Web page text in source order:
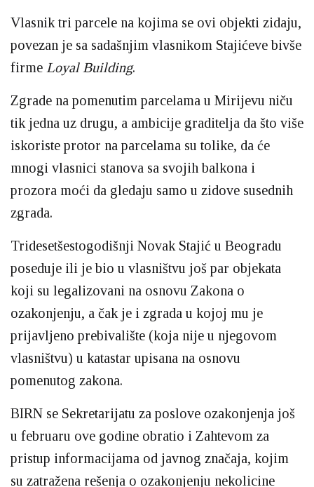
Vlasnik tri parcele na kojima se ovi objekti zidaju,
povezan je sa sadašnjim vlasnikom Stajićeve bivše
firme Loyal Building.
Zgrade na pomenutim parcelama u Mirijevu niču
tik jedna uz drugu, a ambicije graditelja da što više
iskoriste protor na parcelama su tolike, da će
mnogi vlasnici stanova sa svojih balkona i
prozora moći da gledaju samo u zidove susednih
zgrada.
Tridesetšestogodišnji Novak Stajić u Beogradu
poseduje ili je bio u vlasništvu još par objekata
koji su legalizovani na osnovu Zakona o
ozakonjenju, a čak je i zgrada u kojoj mu je
prijavljeno prebivalište (koja nije u njegovom
vlasništvu) u katastar upisana na osnovu
pomenutog zakona.
BIRN se Sekretarijatu za poslove ozakonjenja još
u februaru ove godine obratio i Zahtevom za
pristup informacijama od javnog značaja, kojim
su zatražena rešenja o ozakonjenju nekolicine